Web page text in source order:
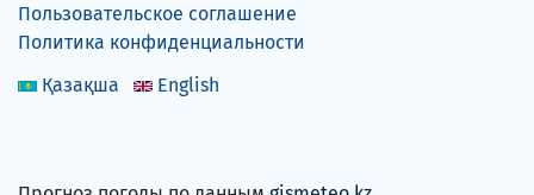
Пользовательское соглашение
Политика конфиденциальности
Қазақша
English